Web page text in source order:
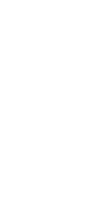
El cabildo
mayoría el